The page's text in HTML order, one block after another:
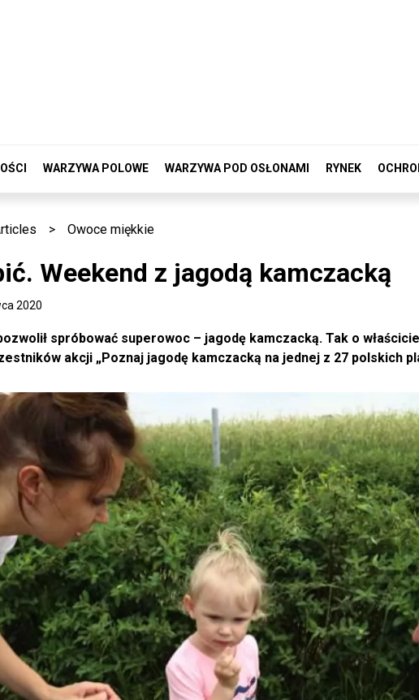
WARZYWA POLOWE WARZYWA POD OSŁONAMI RYNEK
> Owoce miękkie
Weekend z jagodą kamczacką
2020
spróbować superowoc – jagodę kamczacką. Tak o
akcji „Poznaj jagodę kamczacką na jednej z 27 polskich